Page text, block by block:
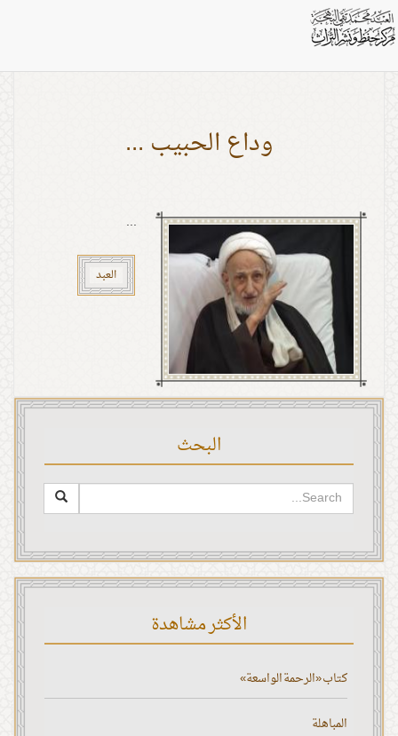
اشخاص: علي الأكبر
وداع الحبيب ...
...
العبد
البحث
الأكثر مشاهدة
كتاب «الرحمة الواسعة»
المباهلة